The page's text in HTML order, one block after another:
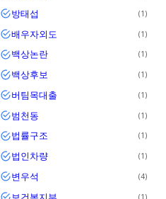
방태섭 1
배우자외도 1
백상논란 1
백상후보 1
버팀목대출 1
범천동 1
법률구조 1
법인차량 1
변우석 4
1